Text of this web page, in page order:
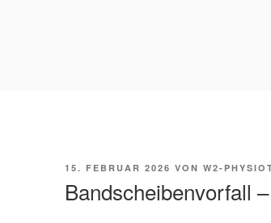
VERÖFFENTLICHT
15. FEBRUAR 2026 VON W2-
Bandscheibenvorfall